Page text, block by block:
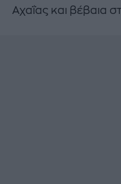
Αχαΐας και βέβαια